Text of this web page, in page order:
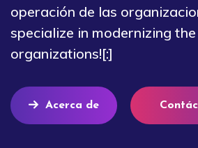
operación de las
specialize in modernizing
organizations![:]
Acerca de